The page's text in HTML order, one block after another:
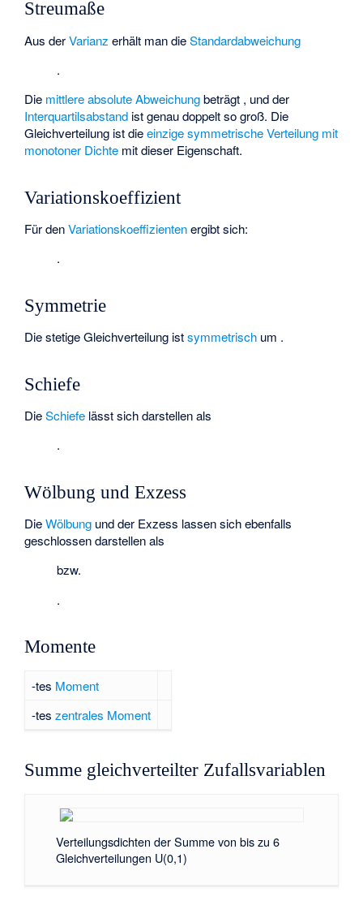
Streumaße
Aus derVarianz erhält man dieStandardabweichung
.
Die mittlere absolute Abweichungbeträgt , und der
Interquartilsabstand ist genau doppelt so groß. Die
Gleichverteilung ist dieeinzige symmetrische Verteilung mit
monotoner Dichte mit dieser Eigenschaft.
Variationskoeffizient
Für denVariationskoeffizientenergibt sich:
.
Symmetrie
Die stetige Gleichverteilung istsymmetrisch um .
Schiefe
DieSchiefe lässt sich darstellen als
.
Wölbung und Exzess
DieWölbung und der Exzess lassen sich ebenfalls
geschlossen darstellen als
bzw.
.
Momente
-tes Moment
-tes zentrales Moment
Summe gleichverteilter Zufallsvariablen
Verteilungsdichten der Summe von bis zu 6
Gleichverteilungen U(0,1)